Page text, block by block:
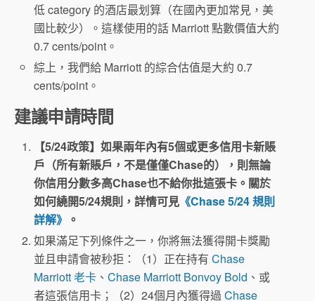
低 category 的酒店最划算（在國內更加常見，美
國比較少）。這樣使用的話 Marriott 點數價值大約
0.7 cents/point。
綜上，我們給 Marriott 的綜合估值是大約 0.7
cents/point。
建議申請時間
【5/24政策】如果兩年內有5個或更多信用卡新賬
戶（所有新賬戶，不是僅僅Chase的），則無論
你信用分數多高Chase也不給你批這張卡。關於
如何繞開5/24規則，詳情可見 《Chase 5/24 規則
詳解》 。
如果滿足下列條件之一，你將無法獲得開卡獎勵
並且申請會被秒拒：（1）正在持有Chase
Marriott 老卡 、Chase Marriott Bonvoy Bold 、或
者這張信用卡；（2）24個月內獲得過Chase